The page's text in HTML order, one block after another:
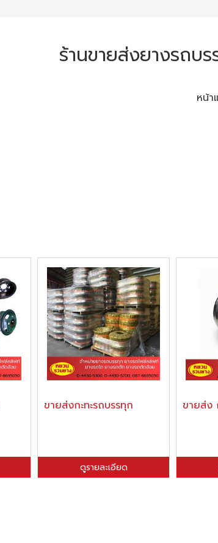
ร้านขายส่งยางรถบ
หน้า
ขายส่งกะทะรถบรรทุก
ดูรายละเอียด
ขายส่ง